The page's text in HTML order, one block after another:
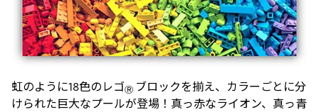
虹のように18色のレゴⓇ ブロックを揃え、カラーごとに分
けられた巨大なプールが登場！真っ赤なライオン、真っ青